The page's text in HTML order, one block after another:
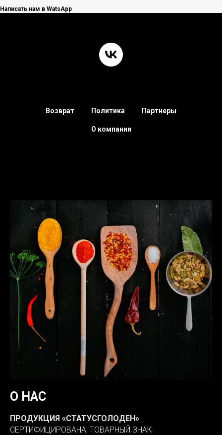
Написать нам в WatsApp
Возврат Политика Партнеры
О компании
О НАС
ПРОДУКЦИЯ «СТАТУСГОЛОДЕН»
СЕРТИФИЦИРОВАНА, ТОВАРНЫЙ ЗНАК